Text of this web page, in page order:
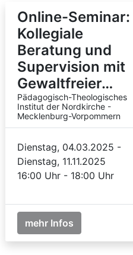
Online-Seminar:
Kollegiale
Beratung und
Supervision mit
Gewaltfreier…
Pädagogisch-Theologisches
Institut der Nordkirche -
Mecklenburg-Vorpommern
Dienstag, 04.03.2025 -
Dienstag, 11.11.2025
16:00 Uhr - 18:00 Uhr
mehr Infos